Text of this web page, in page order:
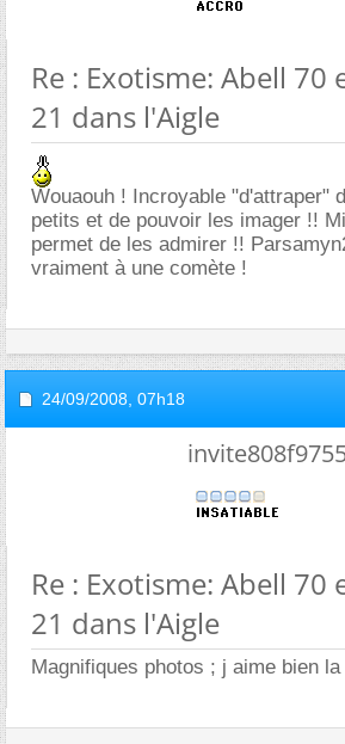
Re : Exotisme: Abell 70
21 dans l'Aigle
Wouaouh ! Incroyable "d'attraper"
petits et de pouvoir les imager !!
permet de les admirer !!
vraiment à une comète !
24/09/2008, 07h18
Re : Exotisme: Abell 70
21 dans l'Aigle
Magnifiques photos ; j aime bien